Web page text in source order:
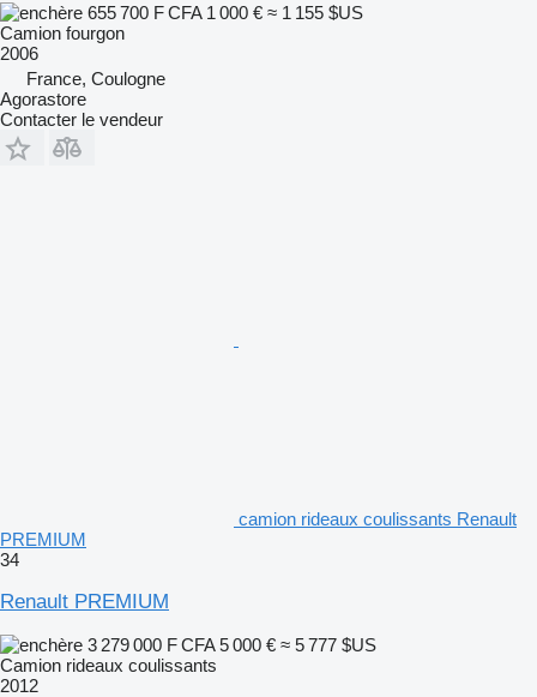
655 700 F CFA 1 000 € ≈ 1 155 $US
Camion fourgon
2006
France, Coulogne
Agorastore
Contacter le vendeur
camion rideaux coulissants Renault
PREMIUM
34
Renault PREMIUM
3 279 000 F CFA5 000 € ≈ 5 777 $US
Camion rideaux coulissants
2012